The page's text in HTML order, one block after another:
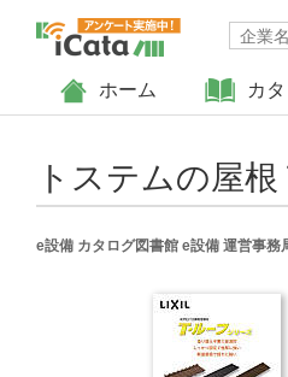
ホーム カ
トステムの屋
e設備 カタログ図書館 e設備 運営事務